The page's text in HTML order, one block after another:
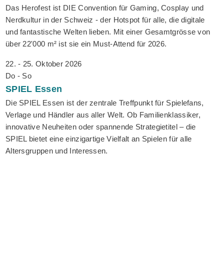
Das Herofest ist DIE Convention für Gaming, Cosplay und
Nerdkultur in der Schweiz - der Hotspot für alle, die digitale
und fantastische Welten lieben. Mit einer Gesamtgrösse von
über 22'000 m² ist sie ein Must-Attend für 2026.
22. - 25. Oktober 2026
Do - So
SPIEL Essen
Die SPIEL Essen ist der zentrale Treffpunkt für Spielefans,
Verlage und Händler aus aller Welt. Ob Familienklassiker,
innovative Neuheiten oder spannende Strategietitel – die
SPIEL bietet eine einzigartige Vielfalt an Spielen für alle
Altersgruppen und Interessen.